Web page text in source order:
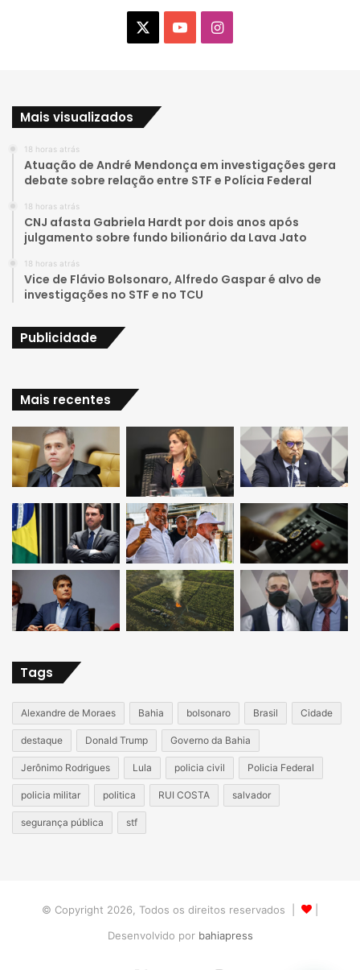
b
e
I
a
g
r
m
Mais visualizados
18 horas atrás
Atuação de André Mendonça em investigações gera
debate sobre relação entre STF e Polícia Federal
18 horas atrás
CNJ afasta Gabriela Hardt por dois anos após
julgamento sobre fundo bilionário da Lava Jato
18 horas atrás
Vice de Flávio Bolsonaro, Alfredo Gaspar é alvo de
investigações no STF e no TCU
Publicidade
Mais recentes
Tags
Alexandre de Moraes Bahia bolsonaro Brasil Cidade
destaque Donald Trump Governo da Bahia
Jerônimo Rodrigues Lula policia civil Policia Federal
policia militar politica RUI COSTA salvador
segurança pública stf
© Copyright 2026, Todos os direitos reservados |
Desenvolvido por bahiapress